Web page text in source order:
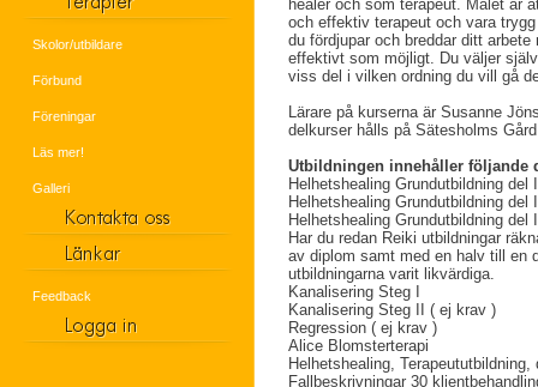
Skolor/utbildare
Förbund
Föreningar
Läs mer!
Galleri
Feedback
healer och som terapeut. Målet är
och effektiv terapeut och vara
du fördjupar och breddar ditt
effektivt som möjligt. Du väljer
viss del i vilken ordning du vill gå
Lärare på kurserna är Susanne
delkurser hålls på Sätesholms
Utbildningen innehåller följande
Helhetshealing Grundutbildning
Helhetshealing
Helhetshealing Grundutbildning del
Har du redan Reiki utbildningar
av diplom samt med en halv till en
utbildningarna varit likvärdiga.
Kanalisering Steg I
Kanalisering Steg II ( ej krav
Regression (
Alice Blomsterterapi
Helhetshealing,
Fallbeskrivningar 30